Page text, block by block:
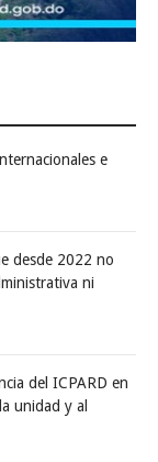
e
desde 2022 no
ni
del ICPARD en
unidad y al